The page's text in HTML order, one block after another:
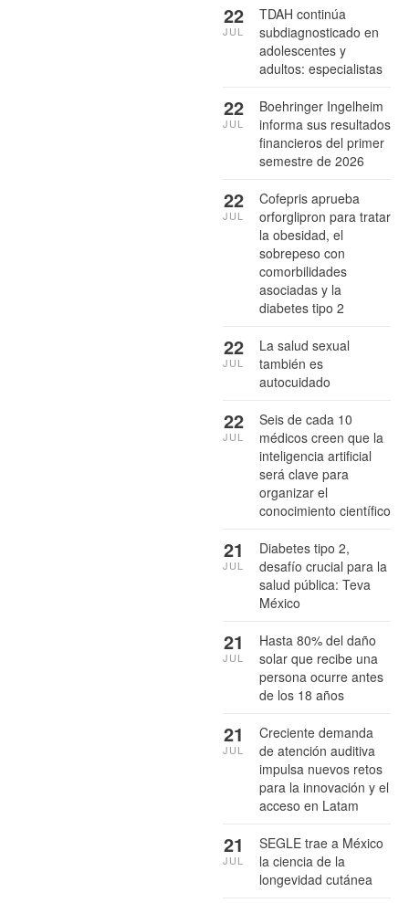
TDAH continúa
subdiagnosticado en
adolescentes y
adultos: especialistas
22
JUL
Boehringer Ingelheim
informa sus resultados
financieros del primer
semestre de 2026
22
JUL
Cofepris aprueba
orforglipron para tratar
la obesidad, el
sobrepeso con
comorbilidades
asociadas y la
diabetes tipo 2
22
JUL
La salud sexual
también es
autocuidado
22
JUL
Seis de cada 10
médicos creen que la
inteligencia artificial
será clave para
organizar el
conocimiento científico
22
JUL
Diabetes tipo 2,
desafío crucial para la
salud pública: Teva
México
21
JUL
Hasta 80% del daño
solar que recibe una
persona ocurre antes
de los 18 años
21
JUL
Creciente demanda
de atención auditiva
impulsa nuevos retos
para la innovación y el
acceso en Latam
21
JUL
SEGLE trae a México
la ciencia de la
longevidad cutánea
21
JUL